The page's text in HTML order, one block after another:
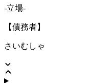
-立場-
【債務者】
さいむしゃ